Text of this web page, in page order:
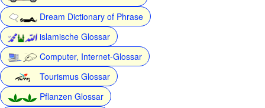
Dream Dictionary of Phrase
islamische Glossar
Computer, Internet-Glossar
Tourismus Glossar
Pflanzen Glossar